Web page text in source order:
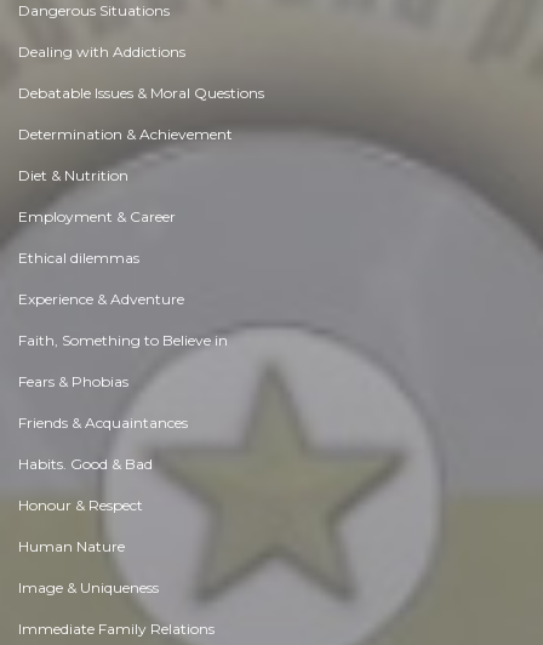
Dangerous Situations
Dealing with Addictions
Debatable Issues & Moral Questions
Determination & Achievement
Diet & Nutrition
Employment & Career
Ethical dilemmas
Experience & Adventure
Faith, Something to Believe in
Fears & Phobias
Friends & Acquaintances
Habits. Good & Bad
Honour & Respect
Human Nature
Image & Uniqueness
Immediate Family Relations